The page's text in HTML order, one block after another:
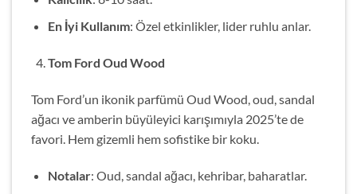
En İyi Kullanım: Özel etkinlikler, lider ruhlu anlar.
Tom Ford Oud Wood
Tom Ford’un ikonik parfümü Oud Wood, oud, sandal
ağacı ve amberin büyüleyici karışımıyla 2025’te de
favori. Hem gizemli hem sofistike bir koku.
Notalar: Oud, sandal ağacı, kehribar, baharatlar.